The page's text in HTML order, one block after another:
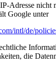
Adresse nicht
Google unter
intl/de/
die